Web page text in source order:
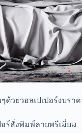
ด้วยวอลเปเปอร์งบรา
อร์สั่งพิมพ์ลายพรีเมี่ยม